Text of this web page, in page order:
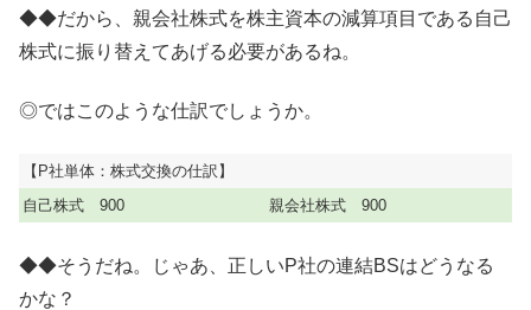
◆◆だから、親会社株式を株主資本の減算項目である自己
株式に振り替えてあげる必要があるね。
◎ではこのような仕訳でしょうか。
【P社単体：株式交換の仕訳】
自己株式 900
親会社株式 900
◆◆そうだね。じゃあ、正しいP社の連結BSはどうなる
かな？